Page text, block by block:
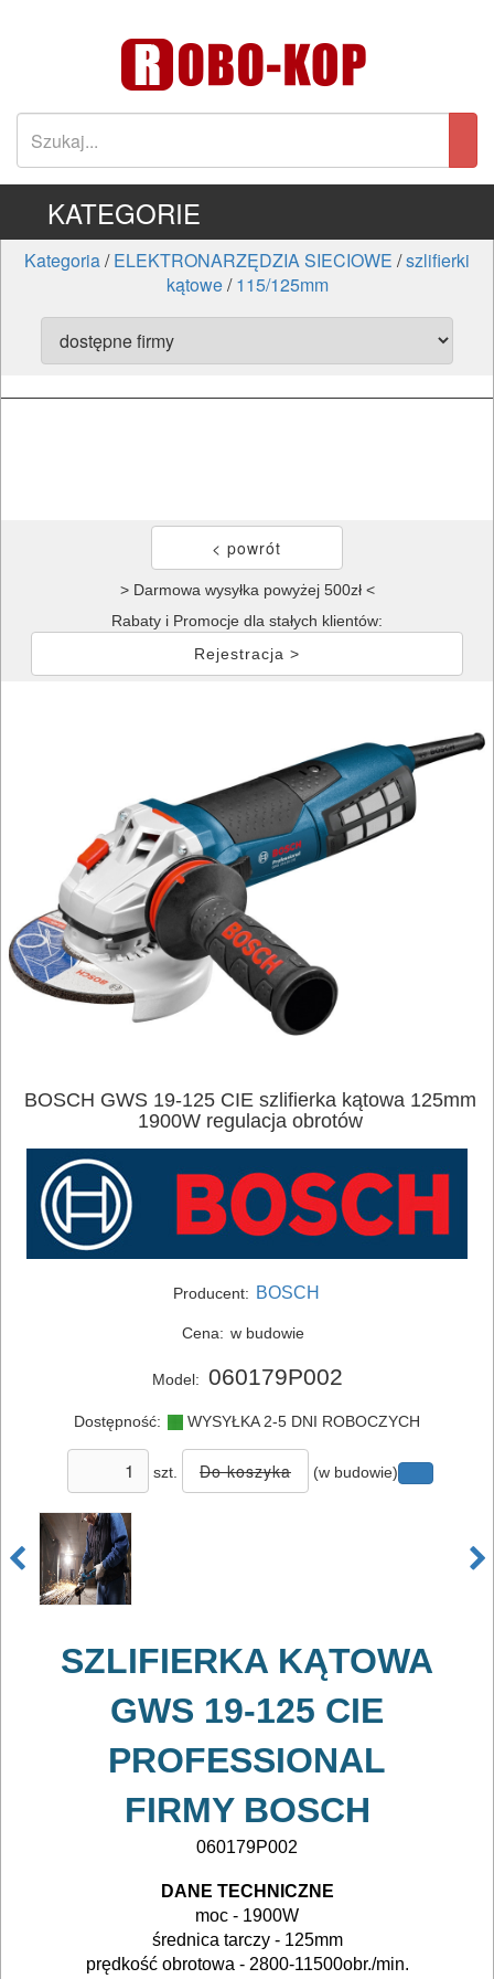
ELEKTRONARZĘDZIA
SIECIOWE
klucze
udarowe
lamelownice
lutownice
mieszadła
młotowiertarki
młoty
udarowe
nożyce
KATEGORIE
Kategoria/ELEKTRONARZĘDZIA SIECIOWE /szlifierki
kątowe/115/125mm
> Darmowa wysyłka powyżej 500zł <
Rabaty i Promocje dla stałych klientów:
Rejestracja >
BOSCH GWS 19-125 CIE szlifierka kątowa 125mm
1900W regulacja obrotów
Producent: BOSCH
Cena: w budowie
Model: 060179P002
Dostępność: WYSYŁKA 2-5 DNI ROBOCZYCH
szt. (w budowie)
SZLIFIERKA KĄTOWA
GWS 19-125 CIE
PROFESSIONAL
FIRMY BOSCH
060179P002
DANE TECHNICZNE
moc - 1900W
średnica tarczy - 125mm
prędkość obrotowa - 2800-11500obr./min.